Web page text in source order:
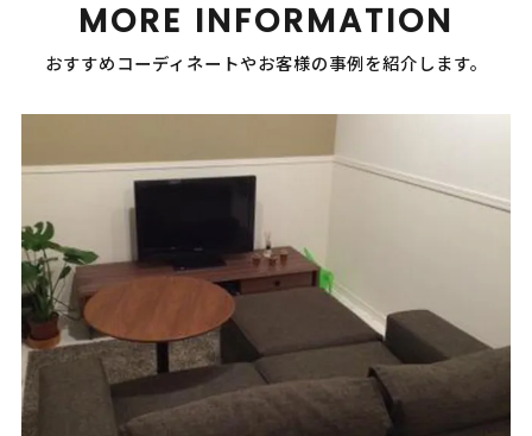
MORE INFORMATION
おすすめコーディネートやお客様の事例を紹介します。